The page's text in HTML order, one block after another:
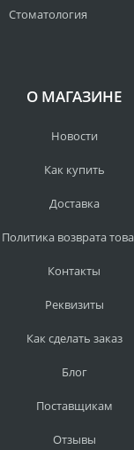
Стоматология
О МАГАЗИНЕ
Новости
Как купить
Доставка
Политика возврата
Контакты
Реквизиты
Как сделать заказ
Блог
Поставщикам
Отзывы